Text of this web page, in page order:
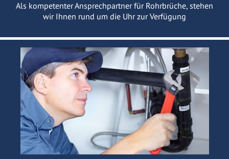
Als kompetenter Ansprechpartner für Rohrbrüche, stehen
wir Ihnen rund um die Uhr zur Verfügung